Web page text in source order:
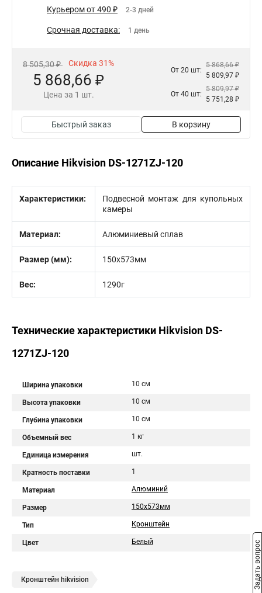
Курьером от 490 ₽ 2-3 дней
Срочная доставка: 1 день
8 505,30 ₽ Скидка 31%
5 868,66 ₽
Цена за 1 шт.
От 20 шт:
5 868,66 ₽
5 809,97 ₽
От 40 шт:
5 809,97 ₽
5 751,28 ₽
Быстрый заказ В корзину
Описание Hikvision DS-1271ZJ-120
Характеристики:
Подвесной монтаж для купольных
камеры
Материал: Алюминиевый сплав
Размер (мм): 150х573мм
Вес: 1290г
Технические характеристики Hikvision DS-
1271ZJ-120
Ширина упаковки 10 см
Высота упаковки 10 см
Глубина упаковки 10 см
Объемный вес 1 кг
Единица измерения шт.
Кратность поставки 1
Материал Алюминий
Размер 150х573мм
Тип Кронштейн
Цвет Белый
Кронштейн hikvision Задать вопрос